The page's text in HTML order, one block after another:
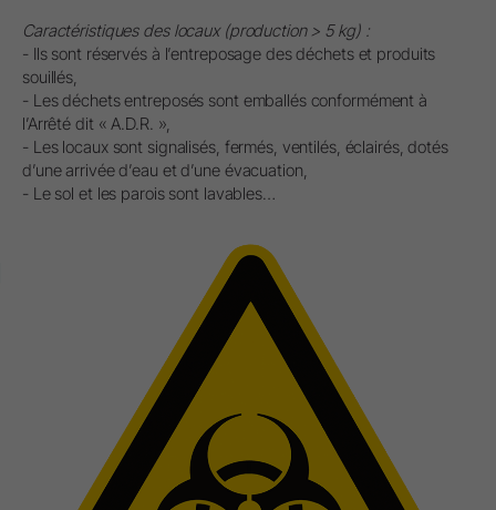
Caractéristiques des locaux (production > 5 kg) :
- Ils sont réservés à l’entreposage des déchets et produits
souillés,
- Les déchets entreposés sont emballés conformément à
l’Arrêté dit « A.D.R. »,
- Les locaux sont signalisés, fermés, ventilés, éclairés, dotés
d’une arrivée d’eau et d’une évacuation,
- Le sol et les parois sont lavables…